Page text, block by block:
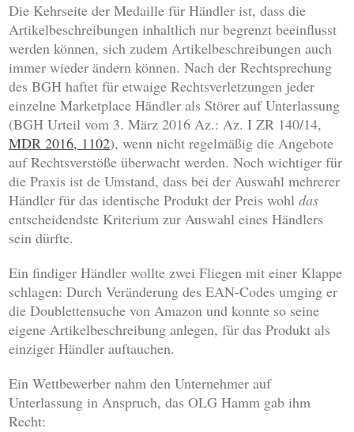
Die Kehrseite der Medaille für Händler ist, dass die
Artikelbeschreibungen inhaltlich nur begrenzt beeinflusst
werden können, sich zudem Artikelbeschreibungen auch
immer wieder ändern können. Nach der Rechtsprechung
des BGH haftet für etwaige Rechtsverletzungen jeder
einzelne Marketplace Händler als Störer auf Unterlassung
(BGH Urteil vom 3. März 2016 Az.: Az. I ZR 140/14,
MDR 2016, 1102), wenn nicht regelmäßig die Angebote
auf Rechtsverstöße überwacht werden. Noch wichtiger für
die Praxis ist de Umstand, dass bei der Auswahl mehrerer
Händler für das identische Produkt der Preis wohldas
entscheidendste Kriterium zur Auswahl eines Händlers
sein dürfte.
Ein findiger Händler wollte zwei Fliegen mit einer Klappe
schlagen: Durch Veränderung des EAN-Codes umging er
die Doublettensuche von Amazon und konnte so seine
eigene Artikelbeschreibung anlegen, für das Produkt als
einziger Händler auftauchen.
Ein Wettbewerber nahm den Unternehmer auf
Unterlassung in Anspruch, das OLG Hamm gab ihm
Recht: